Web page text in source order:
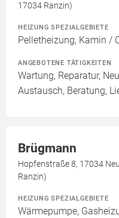
17034 Ranzin)
HEIZUNG SPEZIALGEBIETE
Pelletheizung, Kamin /
ANGEBOTENE TÄTIGKEITEN
Wartung, Reparatur,
Austausch, Beratung,
Brügmann
Hopfenstraße 8, 17034
Ranzin)
HEIZUNG SPEZIALGEBIETE
Wärmepumpe,